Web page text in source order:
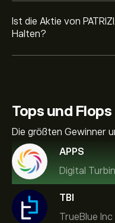
Ist die Aktie von
Halten?
Tops und Flops
Die größten Gewinner
APPS
Digital
TBI
TrueBlue Inc